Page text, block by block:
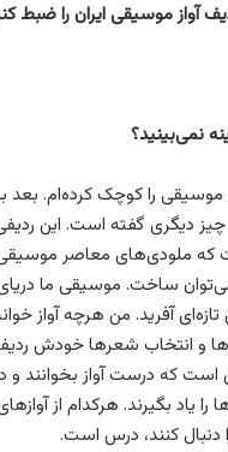
آواز موسیقی ایران را ضبط
نمی‌بینید؟
موسیقی را کوچک کرده‌ام. بعد
دیگری گفته است. این
که ملودی‌های معاصر
می‌توان ساخت. موسیقی ما
آفرید. من هرچه آواز
و انتخاب شعرها خودش
است که درست آواز بخوانند و
را یاد بگیرند. هرکدام از
دنبال کنند، درس است.